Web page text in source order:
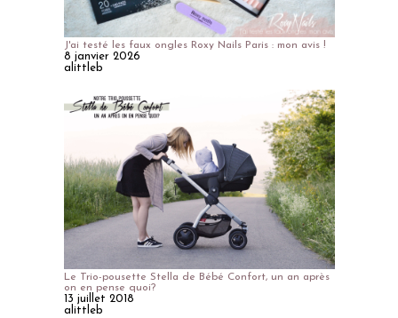
J'ai testé les faux ongles Roxy Nails Paris : mon avis !
8 janvier 2026
alittleb
Le Trio-pousette Stella de Bébé Confort, un an après
on en pense quoi?
13 juillet 2018
alittleb